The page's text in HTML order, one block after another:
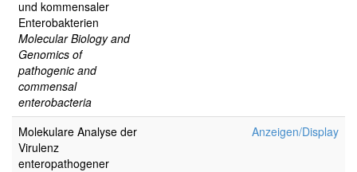
und kommensaler
Enterobakterien
Molecular Biology and
Genomics of
pathogenic and
commensal
enterobacteria
Molekulare Analyse der
Virulenz
enteropathogener
Anzeigen/Display